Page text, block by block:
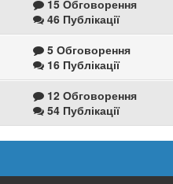
15 Обговорення
46 Публікації
5 Обговорення
16 Публікації
12 Обговорення
54 Публікації